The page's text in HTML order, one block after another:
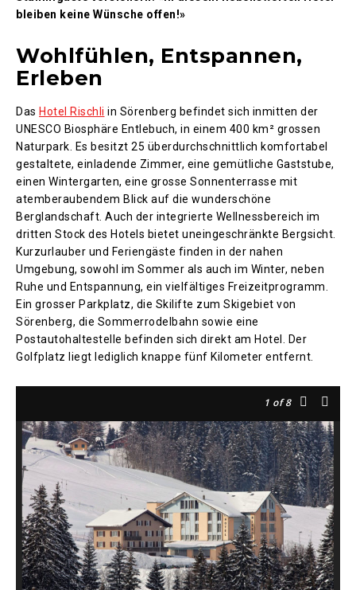
bleiben keine Wünsche offen!»
Wohlfühlen, Entspannen,
Erleben
Das Hotel Rischli in Sörenberg befindet sich inmitten der
UNESCO Biosphäre Entlebuch, in einem 400 km² grossen
Naturpark. Es besitzt 25 überdurchschnittlich komfortabel
gestaltete, einladende Zimmer, eine gemütliche Gaststube,
einen Wintergarten, eine grosse Sonnenterrasse mit
atemberaubendem Blick auf die wunderschöne
Berglandschaft. Auch der integrierte Wellnessbereich im
dritten Stock des Hotels bietet uneingeschränkte Bergsicht.
Kurzurlauber und Feriengäste finden in der nahen
Umgebung, sowohl im Sommer als auch im Winter, neben
Ruhe und Entspannung, ein vielfältiges Freizeitprogramm.
Ein grosser Parkplatz, die Skilifte zum Skigebiet von
Sörenberg, die Sommerrodelbahn sowie eine
Postautohaltestelle befinden sich direkt am Hotel. Der
Golfplatz liegt lediglich knappe fünf Kilometer entfernt.
1 of 8